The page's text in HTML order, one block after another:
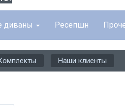
диваны Ресепшн
Наши клиенты